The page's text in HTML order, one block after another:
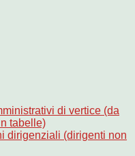
di vertice (da
tabelle)
dirigenziali (dirigenti non